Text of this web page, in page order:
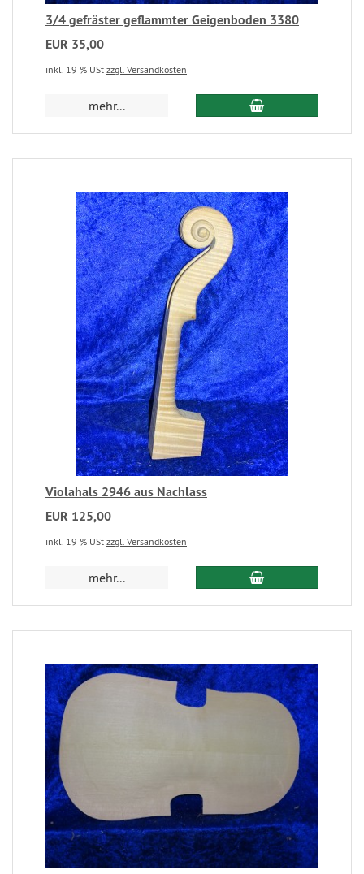
3/4 gefräster geflammter Geigenboden 3380
EUR 35,00
inkl. 19 % USt zzgl. Versandkosten
mehr...
Violahals 2946 aus Nachlass
EUR 125,00
inkl. 19 % USt zzgl. Versandkosten
mehr...